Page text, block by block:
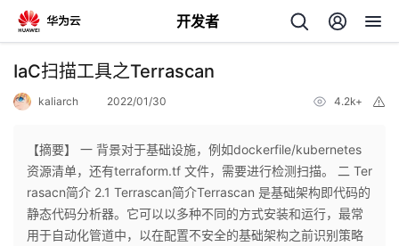
开发者
返
个
IaC扫描工具之Terrascan
kaliarch 2022/01/30 4.2k+
【摘要】 一 背景对于基础设施，例如dockerfile/kubernetes
资源清单，还有terraform.tf 文件，需要进行检测扫描。 二 Ter
rasacn简介 2.1 Terrascan简介Terrascan 是基础架构即代码的
静态代码分析器。它可以以多种不同的方式安装和运行，最常
用于自动化管道中，以在配置不安全的基础架构之前识别策略